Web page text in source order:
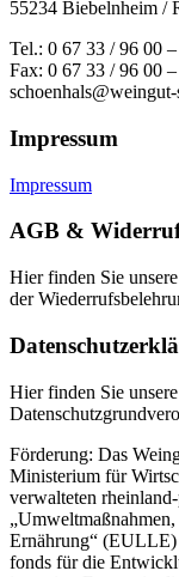
55234 Biebelnheim /
Tel.: 0 67 33 / 96 00
Fax: 0 67 33 / 96 00
Impressum
Impressum
AGB &
Hier finden Sie unsere
der
Hier finden Sie unsere
Förderung: Das
Minis­terium für
verwal­teten
Ernährung“
fonds für die